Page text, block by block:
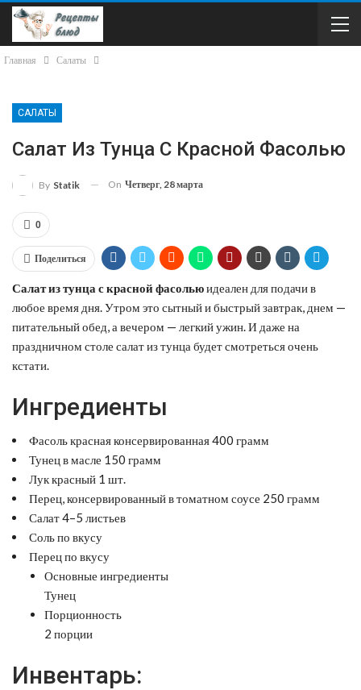
Главная Салаты
САЛАТЫ
Салат Из Тунца С Красной Фасолью
By Statik On Четверг, 28 марта
0
Поделиться
Салат из тунца с красной фасольюидеален для подачи в
любое время дня. Утром это сытный и быстрый завтрак, днем —
питательный обед, а вечером — легкий ужин. И даже на
праздничном столе салат из тунца будет смотреться очень
кстати.
Ингредиенты
Фасоль красная консервированная 400 грамм
Тунец в масле 150 грамм
Лук красный 1 шт.
Перец, консервированный в томатном соусе 250 грамм
Салат 4–5 листьев
Соль по вкусу
Перец по вкусу
Основные ингредиенты
Тунец
Порционность
2 порции
Инвентарь: